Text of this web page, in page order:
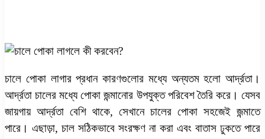
চালে পোকা লাগার প্রধান কারণগুলোর মধ্যে অন্যতম হলো আর্দ্রতা।
আর্দ্রতা চালের মধ্যে পোকা জন্মানোর উপযুক্ত পরিবেশ তৈরি করে। যেসব
জায়গায় আর্দ্রতা বেশি থাকে, সেখানে চালের পোকা সহজেই জন্মাতে
পারে। এছাড়া, চাল সঠিকভাবে সংরক্ষণ না করা এবং বাতাস ঢুকতে পারে